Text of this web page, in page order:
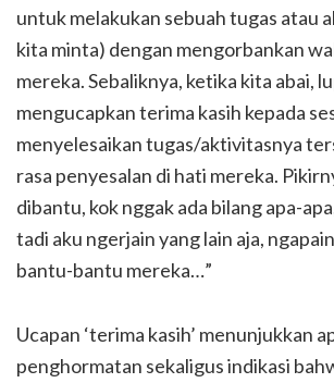
untuk melakukan sebuah tugas atau
kita minta) dengan mengorbankan
mereka. Sebaliknya, ketika kita abai,
mengucapkan terima kasih kepada
menyelesaikan tugas/aktivitasnya
rasa penyesalan di hati mereka.
dibantu, kok nggak ada bilang apa-
tadi aku ngerjain yang lain aja,
bantu-bantu mereka…”
Ucapan ‘terima kasih’ menunjukkan
penghormatan sekaligus indikasi